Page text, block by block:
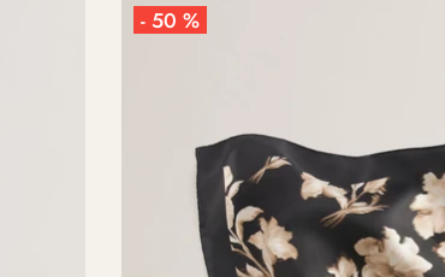
- 50 %